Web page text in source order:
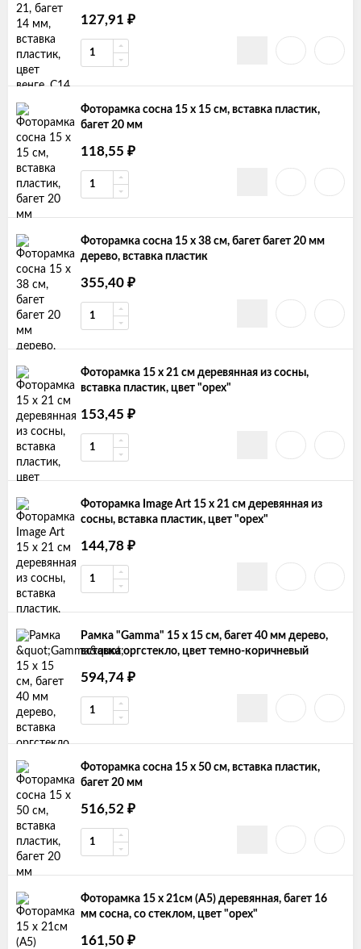
127,91 ₽
Фоторамка сосна 15 х 15 см, вставка пластик,
багет 20 мм
118,55 ₽
Фоторамка сосна 15 х 38 см, багет багет 20 мм
дерево, вставка пластик
355,40 ₽
Фоторамка 15 х 21 см деревянная из сосны,
вставка пластик, цвет "орех"
153,45 ₽
Фоторамка Image Art 15 х 21 см деревянная из
сосны, вставка пластик, цвет "орех"
144,78 ₽
Рамка "Gamma" 15 х 15 см, багет 40 мм дерево,
вставка оргстекло, цвет темно-коричневый
594,74 ₽
Фоторамка сосна 15 х 50 см, вставка пластик,
багет 20 мм
516,52 ₽
Фоторамка 15 x 21см (А5) деревянная, багет 16
мм сосна, со стеклом, цвет "орех"
161,50 ₽